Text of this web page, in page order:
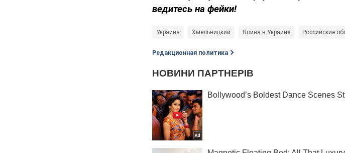
ведитесь на фейки!
Украина Хмельницкий Война в Украине Российские
Редакционная политика